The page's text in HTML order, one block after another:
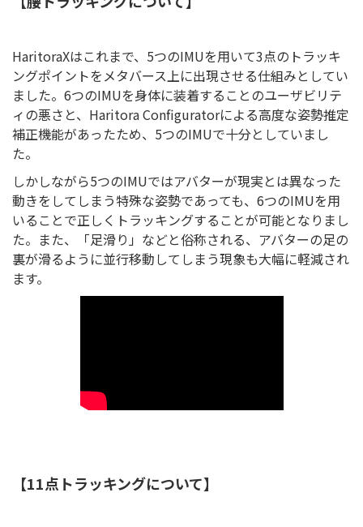
HaritoraXはこれまで、5つのIMUを用いて3点のトラッキ
ングポイントをメタバース上に出現させる仕組みとしてい
ました。6つのIMUを身体に装着することのユーザビリテ
ィの悪さと、Haritora Configuratorによる高度な姿勢推定
補正機能があったため、5つのIMUで十分としていまし
た。
しかしながら5つのIMUではアバターが現実とは異なった
動きをしてしまう特殊な姿勢であっても、6つのIMUを用
いることで正しくトラッキングすることが可能となりまし
た。また、「足滑り」などと俗称される、アバターの足の
裏が滑るように並行移動してしまう現象も大幅に軽減され
ます。
【11点トラッキングについて】